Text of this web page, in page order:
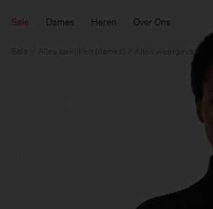
Sale Dames Heren Over Ons
Sale Alles bekijken (dames) Alles weergeven